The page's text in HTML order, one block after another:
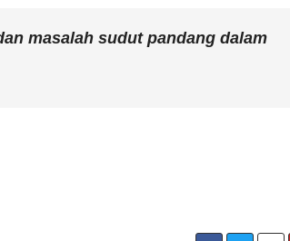
masalah sudut pandang dalam